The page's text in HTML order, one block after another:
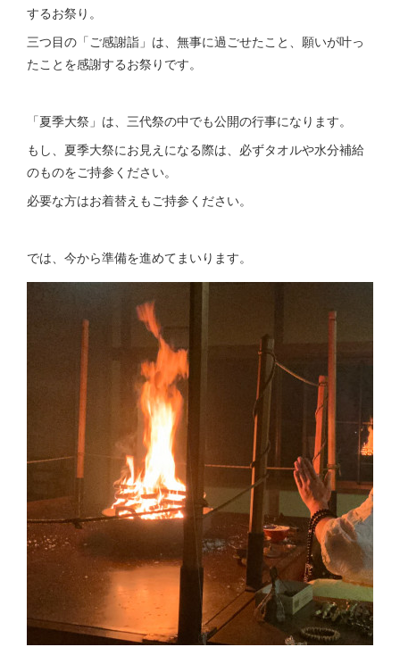
するお祭り。
三つ目の「ご感謝詣」は、無事に過ごせたこと、願いが叶っ
たことを感謝するお祭りです。
「夏季大祭」は、三代祭の中でも公開の行事になります。
もし、夏季大祭にお見えになる際は、必ずタオルや水分補給
のものをご持参ください。
必要な方はお着替えもご持参ください。
では、今から準備を進めてまいります。